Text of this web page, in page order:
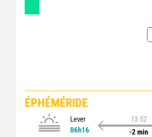
ÉPHÉMÉRIDE
Lever
06h16
13:52
-2 min